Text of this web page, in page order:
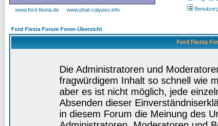
www.ford-fiesta.de www.phat-calypso.info
Ford Fiesta Forum Foren-Übersicht
Ford Fiesta
Die Administratoren und
fragwürdigem Inhalt so schnell wie
aber es ist nicht möglich, jede
Absenden dieser
in diesem Forum die Meinung des